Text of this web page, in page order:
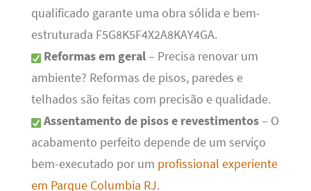
qualificado garante uma obra sólida e bem-
estruturada F5G8K5F4X2A8KAY4GA.
Reformas em geral– Precisa renovar um
ambiente? Reformas de pisos, paredes e
telhados são feitas com precisão e qualidade.
Assentamento de pisos e revestimentos– O
acabamento perfeito depende de um serviço
bem-executado por um profissional experiente
em Parque Columbia RJ.